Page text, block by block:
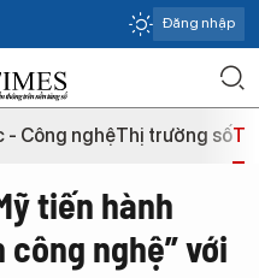
Đăng nhập
- Công nghệThị trường số
tiến hành
công nghệ” với